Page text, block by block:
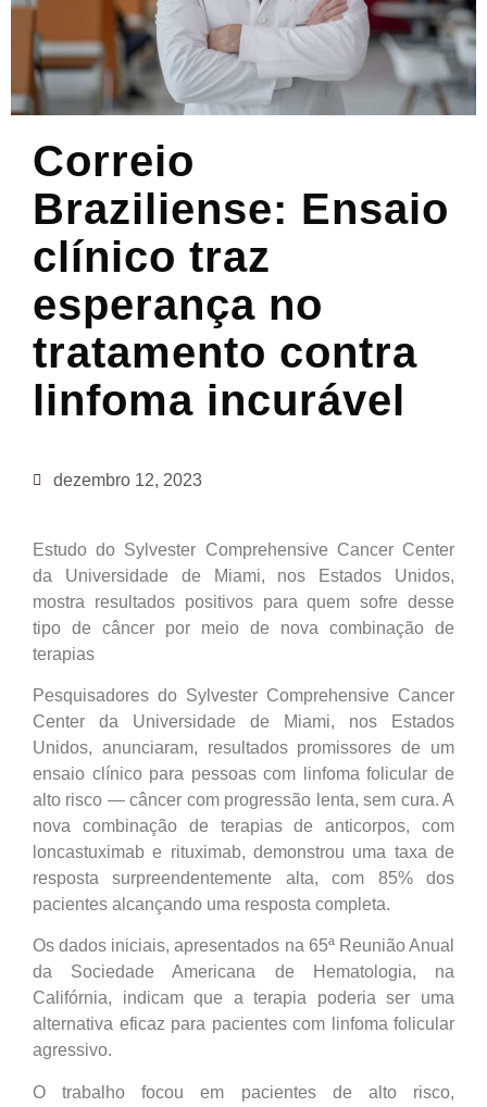
Correio
Braziliense: Ensaio
clínico traz
esperança no
tratamento contra
linfoma incurável
dezembro 12, 2023
Estudo do Sylvester Comprehensive Cancer Center
da Universidade de Miami, nos Estados Unidos,
mostra resultados positivos para quem sofre desse
tipo de câncer por meio de nova combinação de
terapias
Pesquisadores do Sylvester Comprehensive Cancer
Center da Universidade de Miami, nos Estados
Unidos, anunciaram, resultados promissores de um
ensaio clínico para pessoas com linfoma folicular de
alto risco — câncer com progressão lenta, sem cura. A
nova combinação de terapias de anticorpos, com
loncastuximab e rituximab, demonstrou uma taxa de
resposta surpreendentemente alta, com 85% dos
pacientes alcançando uma resposta completa.
Os dados iniciais, apresentados na 65ª Reunião Anual
da Sociedade Americana de Hematologia, na
Califórnia, indicam que a terapia poderia ser uma
alternativa eficaz para pacientes com linfoma folicular
agressivo.
O trabalho focou em pacientes de alto risco,